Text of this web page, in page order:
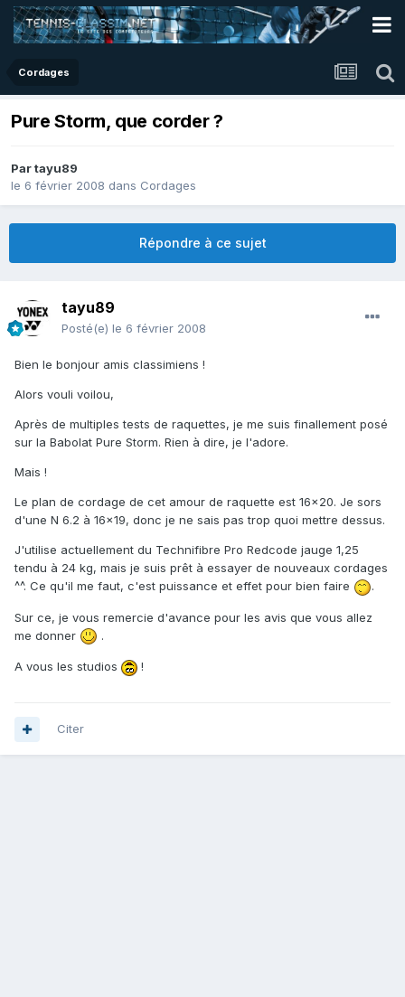
Cordages
Pure Storm, que corder ?
Partayu89
le 6 février 2008 dans Cordages
Répondre à ce sujet
tayu89
Posté(e) le 6 février 2008
Bien le bonjour amis classimiens !
Alors vouli voilou,
Après de multiples tests de raquettes, je me suis finallement posé
sur la Babolat Pure Storm. Rien à dire, je l'adore.
Mais !
Le plan de cordage de cet amour de raquette est 16x20. Je sors
d'une N 6.2 à 16x19, donc je ne sais pas trop quoi mettre dessus.
J'utilise actuellement du Technifibre Pro Redcode jauge 1,25
tendu à 24 kg, mais je suis prêt à essayer de nouveaux cordages
^^. Ce qu'il me faut, c'est puissance et effet pour bien faire
.
Sur ce, je vous remercie d'avance pour les avis que vous allez
me donner
.
A vous les studios !
Citer